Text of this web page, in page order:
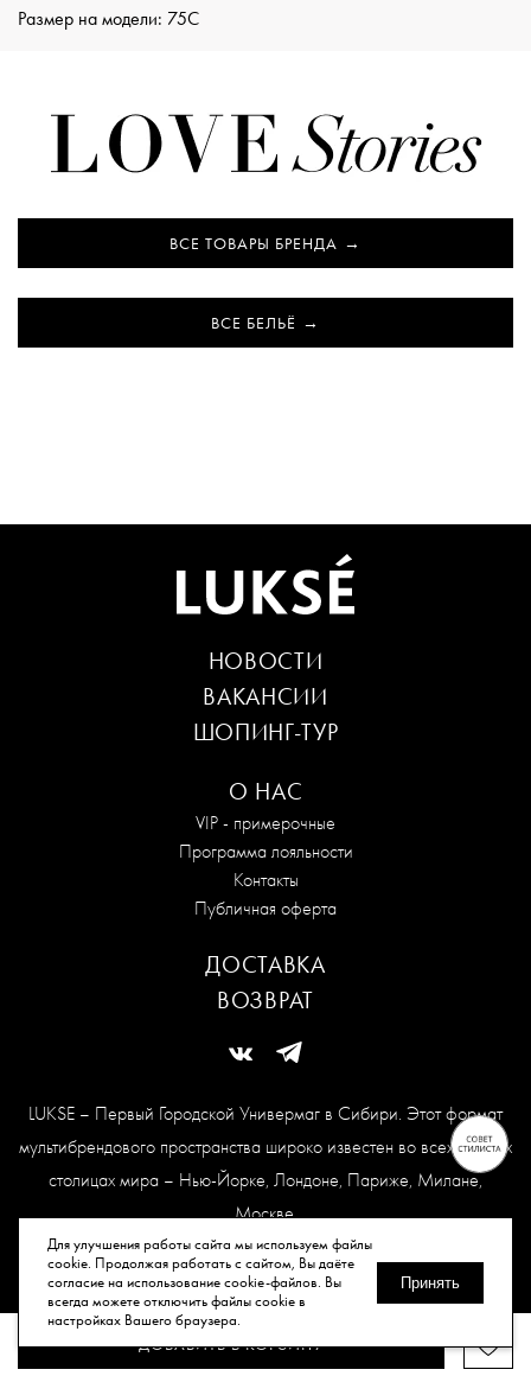
Для улучшения работы сайта мы используем файлы
cookie. Продолжая работать с сайтом, Вы даёте
согласие на использование cookie-файлов. Вы
всегда можете отключить файлы cookie в
настройках Вашего браузера.
Принять
ДОБАВИТЬ В КОРЗИНУ
Размер на модели: 75C
ВСЕ ТОВАРЫ БРЕНДА
ВСЕ БЕЛЬЁ
LUKSE – Первый Городской Универмаг в Сибири. Этот формат
мультибрендового пространства широко известен во всех модных
столицах мира – Нью-Йорке, Лондоне, Париже, Милане,
Москве.
Карта сайта
© Все права защищены, 2026.
О НАС
VIP - примерочные
Программа лояльности
Контакты
Публичная оферта
НОВОСТИ
ВАКАНСИИ
ШОПИНГ-ТУР
ДОСТАВКА
ВОЗВРАТ